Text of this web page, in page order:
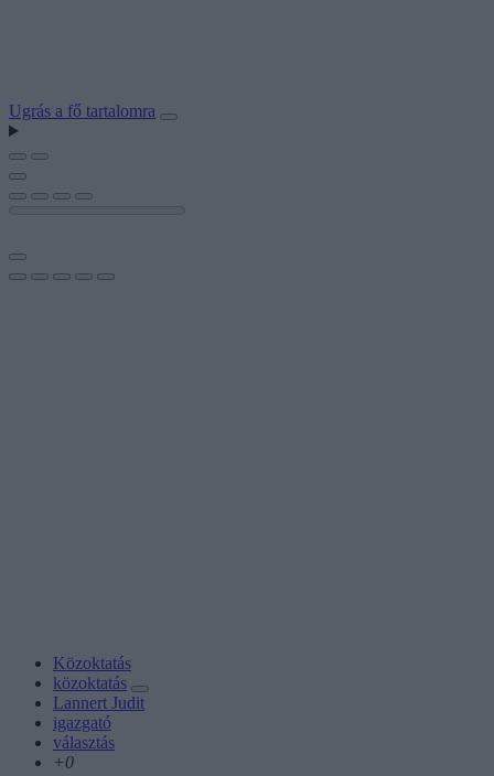
Ugrás a fő tartalomra
Közoktatás
közoktatás
Lannert Judit
igazgató
választás
+0